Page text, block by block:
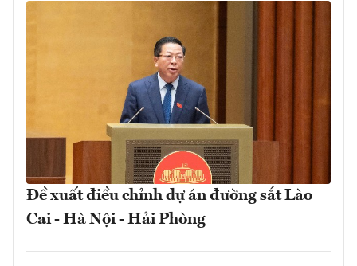
Đề xuất điều chỉnh dự án đường sắt Lào
Cai - Hà Nội - Hải Phòng